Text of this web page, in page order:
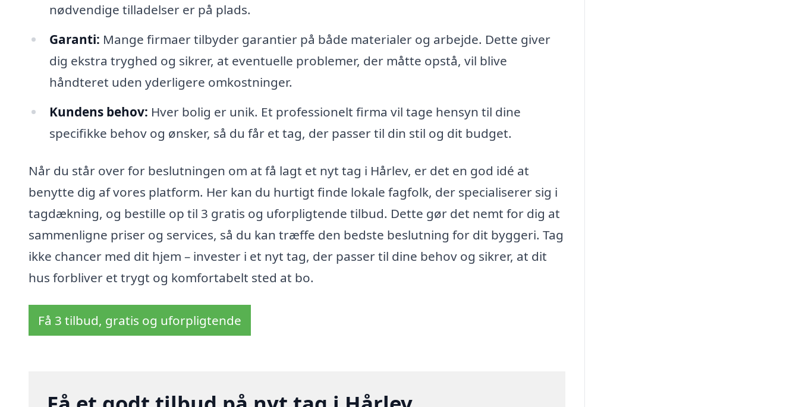
nødvendige tilladelser er på plads.
Garanti: Mange firmaer tilbyder garantier på både materialer og arbejde. Dette giver
dig ekstra tryghed og sikrer, at eventuelle problemer, der måtte opstå, vil blive
håndteret uden yderligere omkostninger.
Kundens behov: Hver bolig er unik. Et professionelt firma vil tage hensyn til dine
specifikke behov og ønsker, så du får et tag, der passer til din stil og dit budget.
Når du står over for beslutningen om at få lagt et nyt tag i Hårlev, er det en god idé at
benytte dig af vores platform. Her kan du hurtigt finde lokale fagfolk, der specialiserer sig i
tagdækning, og bestille op til 3 gratis og uforpligtende tilbud. Dette gør det nemt for dig at
sammenligne priser og services, så du kan træffe den bedste beslutning for dit byggeri. Tag
ikke chancer med dit hjem – invester i et nyt tag, der passer til dine behov og sikrer, at dit
hus forbliver et trygt og komfortabelt sted at bo.
Få 3 tilbud, gratis og uforpligtende